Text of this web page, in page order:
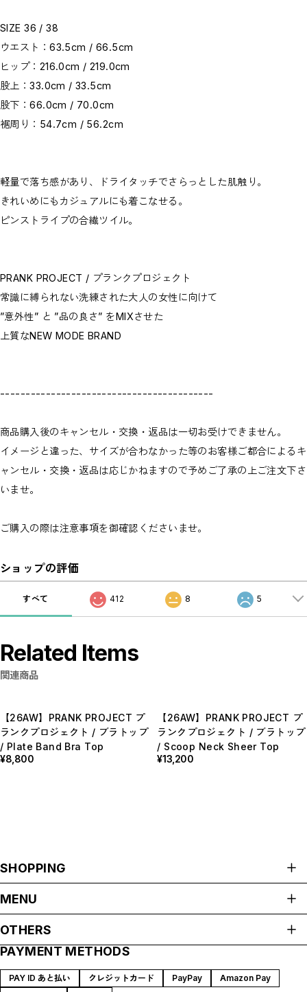
SIZE 36 / 38
ウエスト：63.5cm / 66.5cm
ヒップ：216.0cm / 219.0cm
股上：33.0cm / 33.5cm
股下：66.0cm / 70.0cm
裾周り：54.7cm / 56.2cm
軽量で落ち感があり、ドライタッチでさらっとした肌触り。
きれいめにもカジュアルにも着こなせる。
ピンストライプの合繊ツイル。
PRANK PROJECT / プランクプロジェクト
常識に縛られない洗練された大人の女性に向けて
”意外性” と ”品の良さ” をMIXさせた
上質なNEW MODE BRAND
------------------------------------------
商品購入後のキャンセル・交換・返品は一切お受けできません。
イメージと違った、サイズが合わなかった等のお客様ご都合によるキ
ャンセル・交換・返品は応じかねますので予めご了承の上ご注文下さ
いませ。
ご購入の際は注意事項を御確認くださいませ。
ショップの評価
すべて 412 8 5
Related Items
関連商品
【26AW】PRANK PROJECT プ
ランクプロジェクト / ブラトップ
/ Plate Band Bra Top
¥8,800
【26AW】PRANK PROJECT プ
ランクプロジェクト / ブラトップ
/ Scoop Neck Sheer Top
¥13,200
SHOPPING
MENU
SHOP GUIDE
BLOG
MEMBERSHIP
OTHERS
プライバシーポリシー
特定商取引法に基づく表記
会員規約
PAYMENT METHODS
PAY ID あと払い クレジットカード PayPay
Amazon Pay